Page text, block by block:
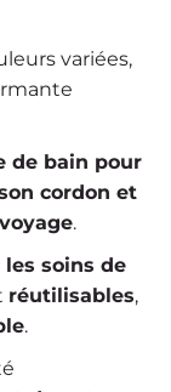
variées,
de bain pour
cordon et
.
soins de
réutilisables,
.